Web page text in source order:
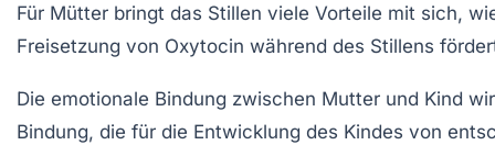
Für Mütter bringt das Stillen viele Vorteile mit sich,
Freisetzung von Oxytocin während des Stillens
Die emotionale Bindung zwischen Mutter und Kind
Bindung, die für die Entwicklung des Kindes von